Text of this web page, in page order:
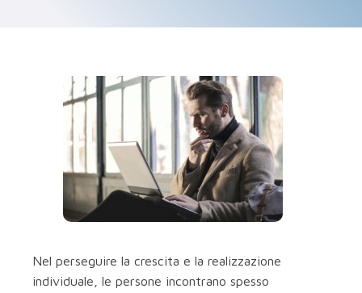
Nel perseguire la crescita e la realizzazione
individuale, le persone incontrano spesso